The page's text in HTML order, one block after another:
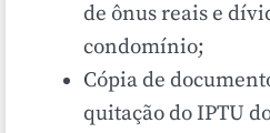
de ônus reais e
condomínio;
Cópia de
quitação do IPTU